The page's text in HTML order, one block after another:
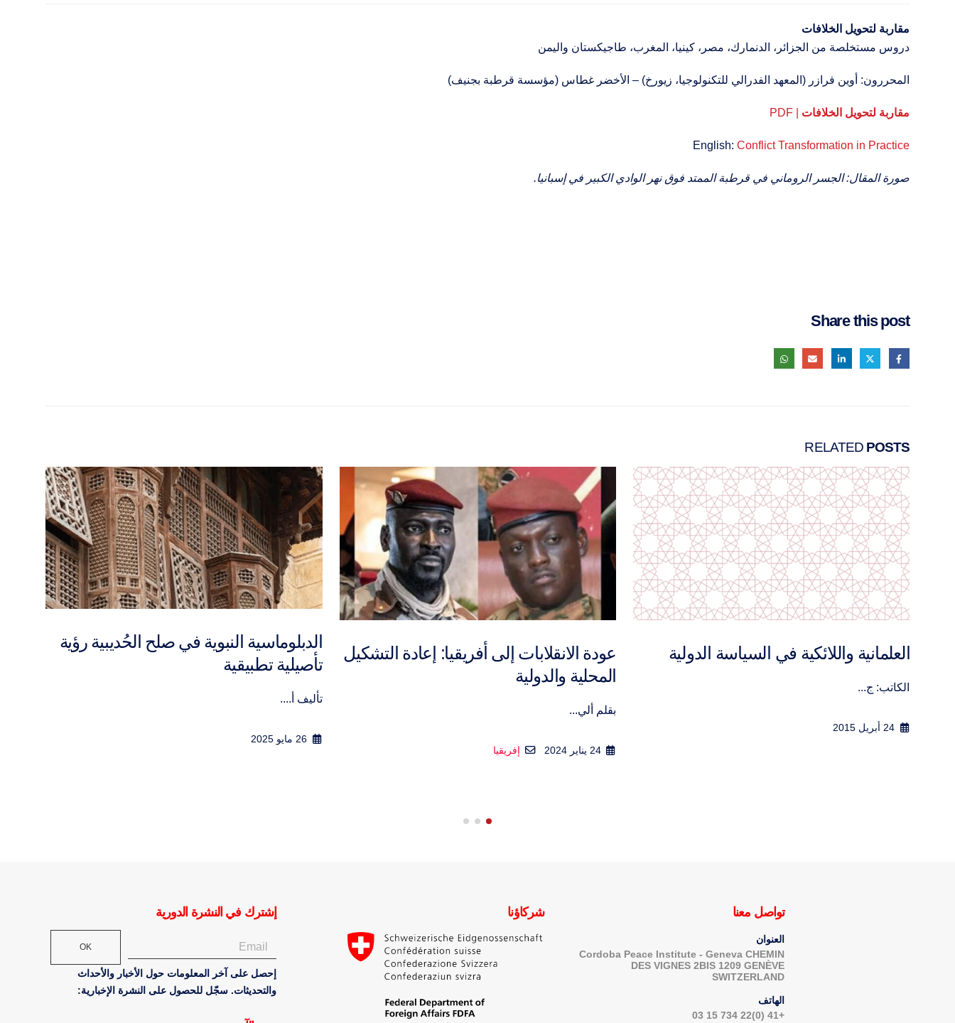
مقاربة لتحويل الخلافات
دروس مستخلصة من الجزائر، الدنمارك، مصر، كينيا، المغرب، طاجيكستان واليمن
المحررون: أوين فرازر (المعهد الفدرالي للتكنولوجيا، زيورخ) – الأخضر غطاس (مؤسسة قرطبة بجنيف)
مقاربة لتحويل الخلافات
English: Conflict Transformation in Practice
صورة المقال: الجسر الروماني في قرطبة الممتد فوق نهر الوادي الكبير في إسبانيا.
Share this post
RELATED POSTS
عودة الانقلابات إلى أفريقيا: إعادة التشكيل
الدبلوماسية النبوية في صلح الحُديبية رؤية
تأصيلية تطبيقية
The Group of Swiss Muslims:
Reflecting and acting after the “anti-
minaret” vote
تجمع السو...
تواصل معنا
العنوان
Cordoba Peace Institute - Geneva CHEMIN
DES VIGNES 2BIS 1209 GENÈVE
SWITZERLAND
الهاتف
+41 (0)22 734 15 03
شركاؤنا إشترك في النشرة الدورية
OK
إحصل على آخر المعلومات حول الأخبار والأحداث
والتحديثات. سجّل للحصول على النشرة الإخبارية: